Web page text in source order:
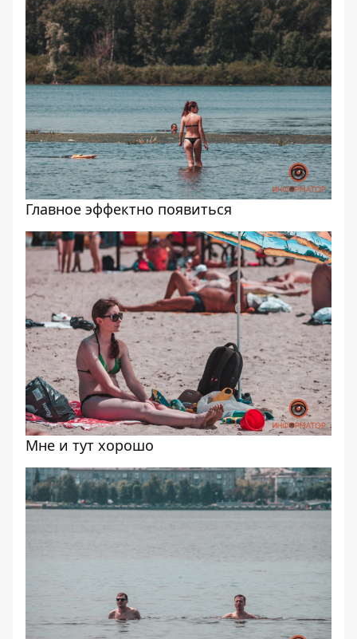
Главное эффектно появиться
Мне и тут хорошо